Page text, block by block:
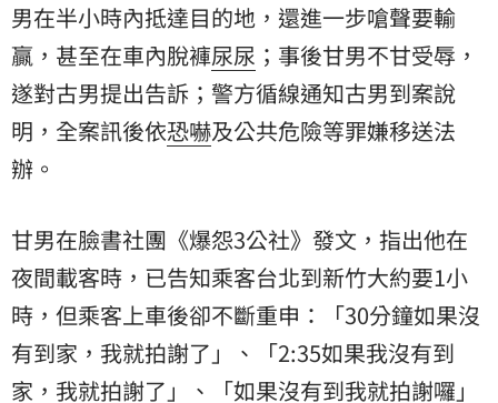
男在半小時內抵達目的地，還進一步嗆聲要輸
贏，甚至在車內脫褲尿尿 ；事後甘男不甘受辱，
遂對古男提出告訴；警方循線通知古男到案說
明，全案訊後依恐嚇及公共危險等罪嫌移送法
辦。
甘男在臉書社團《爆怨3公社》發文，指出他在
夜間載客時，已告知乘客台北到新竹大約要1小
時，但乘客上車後卻不斷重申：「30分鐘如果沒
有到家，我就拍謝了」、「2:35如果我沒有到
家，我就拍謝了」、「如果沒有到我就拍謝囉」